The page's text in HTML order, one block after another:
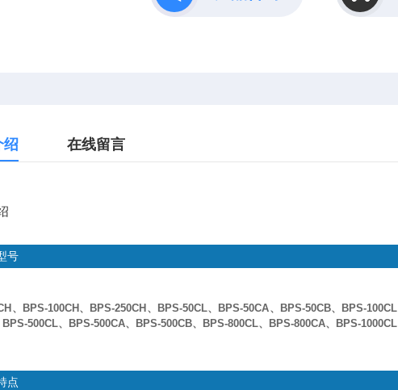
绍 在线留言
号
、BPS-100CH、 BPS-250CH、 BPS-50CL、 BPS-50CA、 BPS-50CB、
BPS-
BPS-500CL、BPS-500CA、BPS-500CB、BPS-800CL、BPS-800CA、BPS-
点